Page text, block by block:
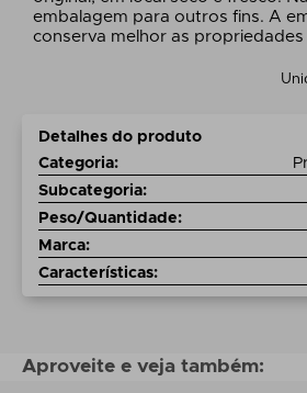
embalagem para outros fins. A
conserva melhor as
Detalhes do produto
Categoria:
Subcategoria:
Peso/Quantidade:
Marca:
Características:
Aproveite e veja também: